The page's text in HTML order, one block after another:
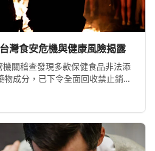
灣食安危機與健康風險揭露
關稽查發現多款保健食品非法添
物成分，已下令全面回收禁止銷